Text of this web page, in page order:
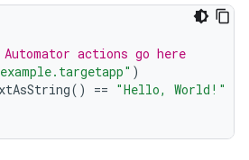
actions go here
)
() == "Hello, World!"